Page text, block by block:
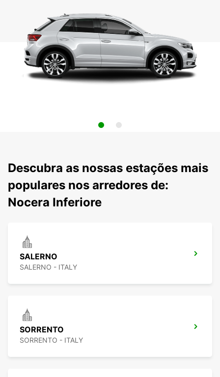
Descubra as nossas estações mais
populares nos arredores de:
Nocera Inferiore
SALERNO
SALERNO - ITALY
SORRENTO
SORRENTO - ITALY